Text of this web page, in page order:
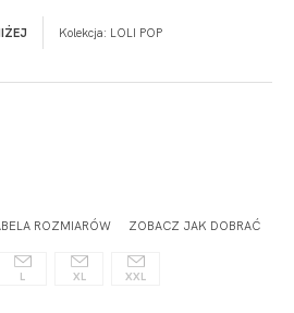
Kolekcja: LOLI POP
ROZMIARÓW ZOBACZ JAK DOBRAĆ
L XL XXL